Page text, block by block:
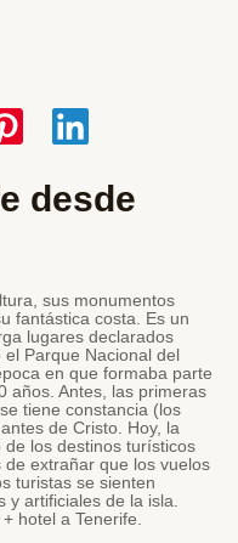
desde
sus monumentos
fantástica costa. Es un
lugares declarados
Parque Nacional del
en que formaba parte
años. Antes, las primeras
tiene constancia (los
de Cristo. Hoy, la
los destinos turísticos
extrañar que los vuelos
turistas se sienten
y artificiales de la isla.
hotel a Tenerife.